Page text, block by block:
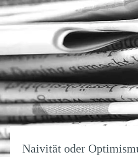
Naivität oder